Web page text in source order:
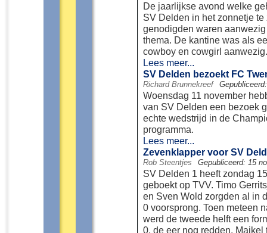
De jaarlijkse avond welke
SV Delden in het zonnetje
genodigden waren
thema. De kantine was als
cowboy en cowgirl aanwezig.
Lees meer...
SV Delden bezoekt FC
Richard Brunnekreef
Woensdag 11 november
van SV Delden een bezoek
echte wedstrijd in de
programma.
Lees meer...
Zevenklapper voor SV
Rob Steentjes Gepubliceerd: 15
SV Delden 1 heeft zondag
geboekt op TVV. Timo
en Sven Wold zorgden al in
0 voorsprong. Toen meteen
werd de tweede helft een
0, de eer nog redden.